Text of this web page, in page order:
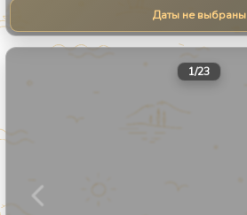
Даты не выбраны
1/23